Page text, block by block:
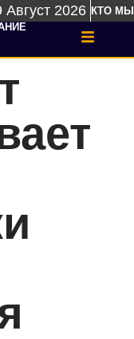
Август 2026 КТО МЫ